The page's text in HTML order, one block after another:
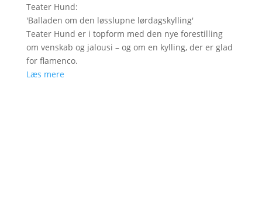
Teater Hund:
'Balladen om den løsslupne lørdagskylling'
Teater Hund er i topform med den nye forestilling
om venskab og jalousi – og om en kylling, der er glad
for flamenco.
Læs mere